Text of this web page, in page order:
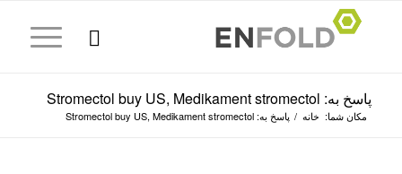
پاسخ به: Stromectol buy US, Medikament stromectol
مکان شما: خانه / پاسخ به: Stromectol buy US, Medikament stromectol